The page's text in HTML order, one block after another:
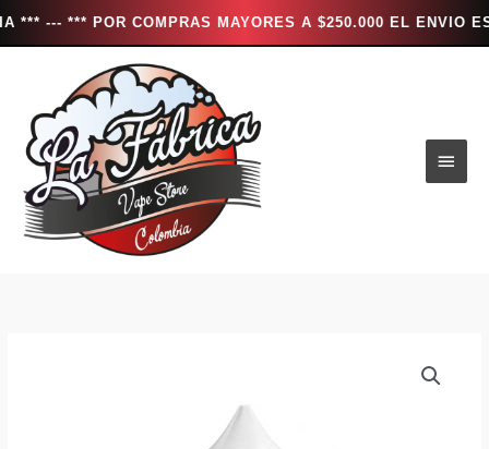
POR COMPRAS MAYORES A $250.000 EL ENVIO ES
contenido